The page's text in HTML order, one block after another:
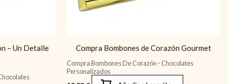
– Un Detalle
Compra Bombones de Corazón Gourmet
Compra Bombones De Corazón - Chocolates
Personalizados